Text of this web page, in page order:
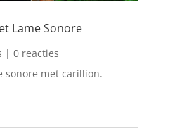
Lame Sonore
| 0 reacties
sonore met carillion.